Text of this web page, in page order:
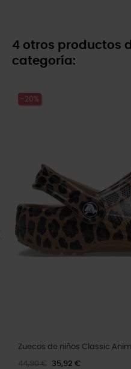
4 otros productos
categoría:
-20%
Zuecos de niños Classic
44,90 € 35,92 €